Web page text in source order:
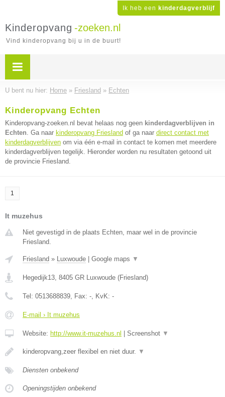
Ik heb een kinderdagverblijf
Kinderopvang -zoeken.nl
Vind kinderopvang bij u in de buurt!
U bent nu hier: Home » Friesland » Echten
Kinderopvang Echten
Kinderopvang-zoeken.nl bevat helaas nog geen kinderdagverblijven in
Echten. Ga naar kinderopvang Friesland of ga naar direct contact met
kinderdagverblijven om via één e-mail in contact te komen met meerdere
kinderdagverblijven tegelijk. Hieronder worden nu resultaten getoond uit
de provincie Friesland.
1
It muzehus
Niet gevestigd in de plaats Echten, maar wel in de provincie
Friesland.
Friesland » Luxwoude Google maps ▼
Hegedijk13, 8405 GR Luxwoude (Friesland)
Tel: 0513688839, Fax: -, KvK: -
E-mail › It muzehus
Website: http://www.it-muzehus.nl Screenshot ▼
kinderopvang,zeer flexibel en niet duur. ▼
Diensten onbekend
Openingstijden onbekend